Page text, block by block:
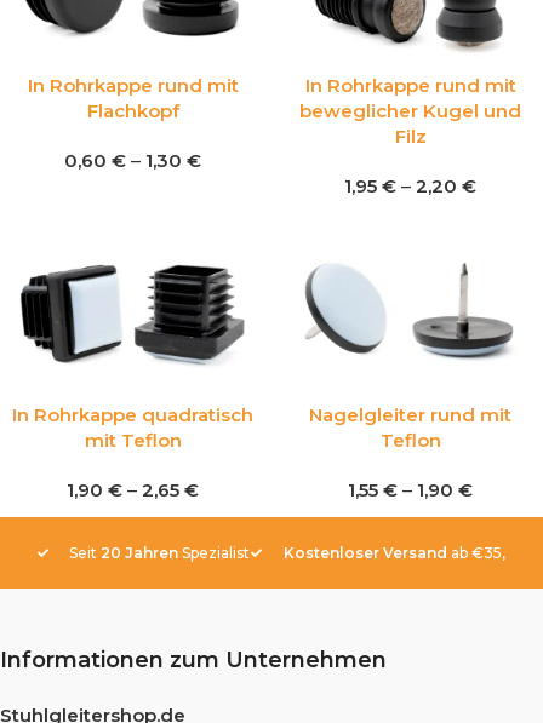
In Rohrkappe rund mit
Flachkopf
0,60 € – 1,30 €
In Rohrkappe rund mit
beweglicher Kugel und
Filz
1,95 € – 2,20 €
In Rohrkappe quadratisch
mit Teflon
1,90 € – 2,65 €
Nagelgleiter rund mit
Teflon
1,55 € – 1,90 €
Seit 20 Jahren Spezialist Kostenloser Versand ab €35,-
Informationen zum Unternehmen
Stuhlgleitershop.de